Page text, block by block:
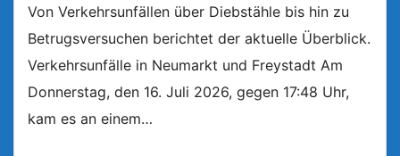
Von Verkehrsunfällen über Diebstähle bis hin zu
Betrugsversuchen berichtet der aktuelle Überblick.
Verkehrsunfälle in Neumarkt und Freystadt Am
Donnerstag, den 16. Juli 2026, gegen 17:48 Uhr,
kam es an einem…